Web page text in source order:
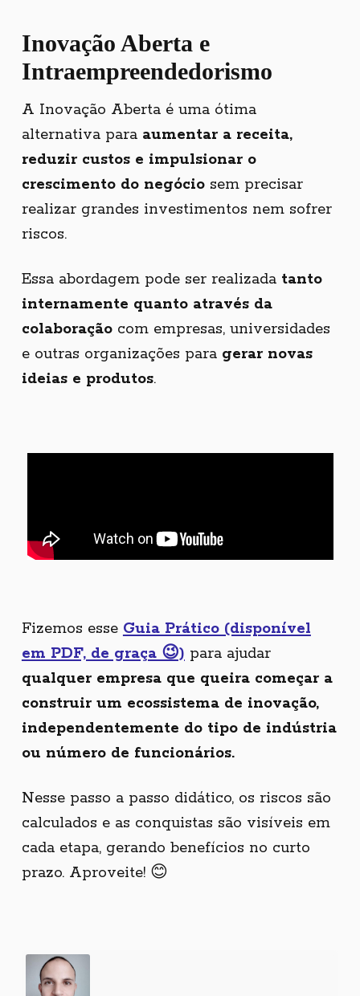
Inovação Aberta e
Intraempreendedorismo
A Inovação Aberta é uma ótima
alternativa para aumentar a receita,
reduzir custos e impulsionar o
crescimento do negóciosem precisar
realizar grandes investimentos nem sofrer
riscos.
Essa abordagem pode ser realizada tanto
internamente quanto através da
colaboraçãocom empresas, universidades
e outras organizações para gerar novas
ideias e produtos.
Fizemos esse Guia Prático (disponível
em PDF, de graça 😉) para ajudar
qualquer empresa que queira começar a
construir um ecossistema de inovação,
independentemente do tipo de indústria
ou número de funcionários.
Nesse passo a passo didático, os riscos são
calculados e as conquistas são visíveis em
cada etapa, gerando benefícios no curto
prazo. Aproveite! 😊